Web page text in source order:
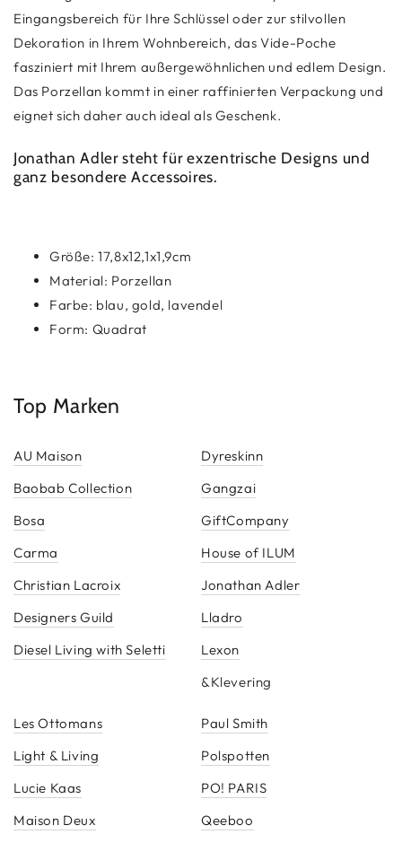
Eingangsbereich für Ihre Schlüssel oder zur stilvollen
Dekoration in Ihrem Wohnbereich, das Vide-Poche
fasziniert mit Ihrem außergewöhnlichen und edlem Design.
Das Porzellan kommt in einer raffinierten Verpackung und
eignet sich daher auch ideal als Geschenk.
Jonathan Adler steht für exzentrische Designs und
ganz besondere Accessoires.
Größe: 17,8x12,1x1,9cm
Material: Porzellan
Farbe: blau, gold, lavendel
Form: Quadrat
Top Marken
AU Maison
Baobab Collection
Bosa
Carma
Christian Lacroix
Designers Guild
Diesel Living with Seletti
Dyreskinn
Gangzai
GiftCompany
House of ILUM
Jonathan Adler
Lladro
Lexon
&Klevering
Les Ottomans
Light & Living
Lucie Kaas
Maison Deux
Paul Smith
Polspotten
PO! PARIS
Qeeboo